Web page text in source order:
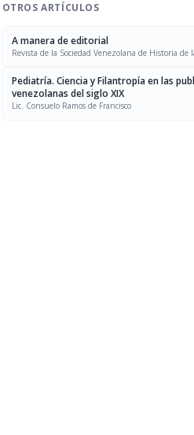
OTROS ARTÍCULOS
A manera de editorial
Revista de la Sociedad Venezolana de Historia de
Pediatría. Ciencia y Filantropía en las
venezolanas del siglo XIX
Lic. Consuelo Ramos de Francisco